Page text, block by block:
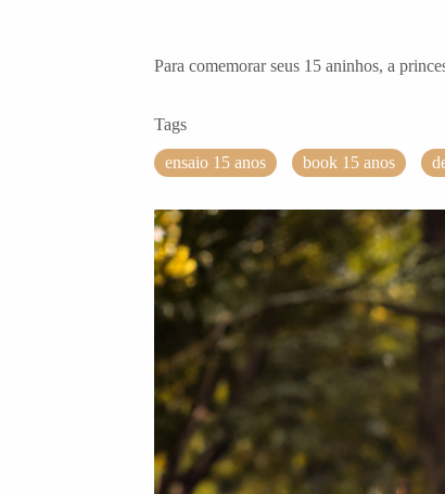
Para comemorar seus 15 aninhos, a
Tags
ensaio 15 anos book 15 anos